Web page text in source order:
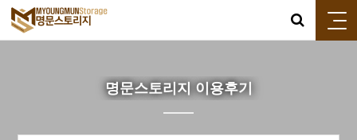
명문스토리지 이용후기